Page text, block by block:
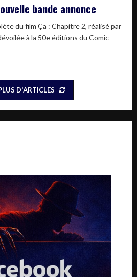
bande annonce
du film Ça : Chapitre 2, réalisé par
à la 50e éditions du Comic
D'ARTICLES